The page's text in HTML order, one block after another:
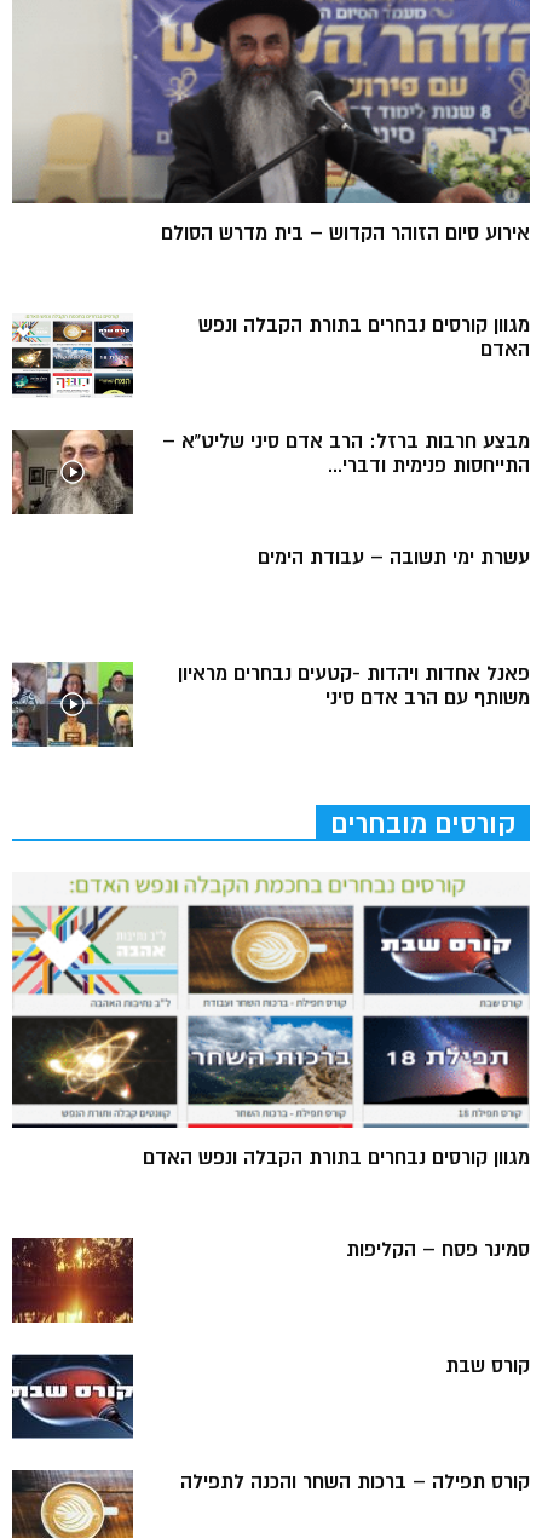
אירוע סיום הזוהר הקדוש – בית מדרש הסולם
מגוון קורסים נבחרים בתורת הקבלה ונפש
האדם
מבצע חרבות ברזל: הרב אדם סיני שליט”א –
התייחסות פנימית ודברי...
עשרת ימי תשובה – עבודת הימים
פאנל אחדות ויהדות -קטעים נבחרים מראיון
משותף עם הרב אדם סיני
קורסים מובחרים
מגוון קורסים נבחרים בתורת הקבלה ונפש האדם
סמינר פסח – הקליפות
קורס שבת
קורס תפילה – ברכות השחר והכנה לתפילה